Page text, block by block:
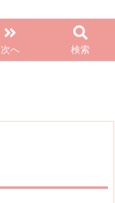
次へ 検索